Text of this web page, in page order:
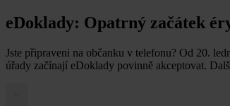
eDoklady: Opatrný začátek
Jste připraveni na občanku v telefonu? Od 20.
úřady začínají eDoklady povinně akceptovat.